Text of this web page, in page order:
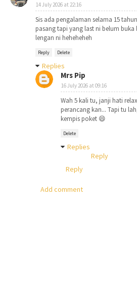
14 July 2026 at 22:16
Sis ada pengalaman selama 15
pasang tapi yang last ni belum
lengan ni heheheheh
Reply Delete
Replies
Mrs Pip
16 July 2026 at 09:16
Wah 5 kali tu, janji hati
perancang kan... Tapi tu
kempis poket 😄
Delete
Replies
Reply
Reply
Add comment